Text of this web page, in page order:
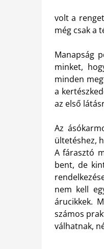
volt a
még csak a
Manapság
minket,
minden
a
az első
Az
ültetéshez,
A fárasztó
bent, de
nem kell
árucikkek.
számos
válhatnak,